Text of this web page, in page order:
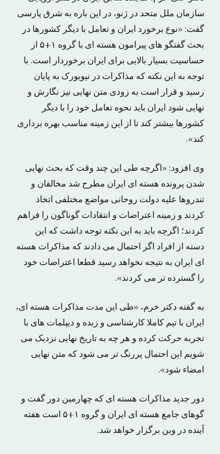
سازمان ملل متحد در ژنو، در این باره به شرق پارسی
گفت: «نوع برخورد ایران و تعامل با دیگر کشورها در
بحث گفتگو های پیرامون هسته ‌ای با گروه ۱+۵ از
حساسیت بسیار بالایی برای ایران برخوردار است. با
توجه به این نکته که مذاکرات در نیویورک به پایان
رسید و قرار است به زودی متن نهایی نیز نگارش و
نهایی شود ایران باید نحوه تعامل خود را با دیگر
کشورها بیشتر کند تا از این زمینه مناسب بهره برداری
کند».
وی افزود: «اگرچه طی این چند وقت که بحث نهایی
شدن پرونده هسته ای ایران مطرح شد مخالفان و
تندروها علیه دولت روحانی مواضع مختلفی اتخاذ
کردند و زمینه اعتراضات و انتقادات گوناگون را فراهم
کردند؛ اگرچه باید به این نکته توجه داشت که این
دسته از افراد اگر احتمال می‌ دادند که مذاکرات هسته‌
ای ایران به نتیجه نخواهد رسید قطعا اعتراضات خود
را گسترده تر می کردند».
به گفته دکتر خرم، «طی این مدت مذاکرات هسته ای،
ایران با تیم کاملا کارشناسی و زبده و دیپلمات های با
تجربه حرکت کرده و هر چه به تاریخ نهایی نزدیک می
شویم این احتمال پررنگ تر می‌ شود که متن نهایی
امضاء شود».
دور جدید مذاکرات هسته ای که چهارمین دور گفت و
گوهای جامع هسته ای ایران و گروه ۱+۵ است هفته
آینده در وین برگزار خواهد شد.